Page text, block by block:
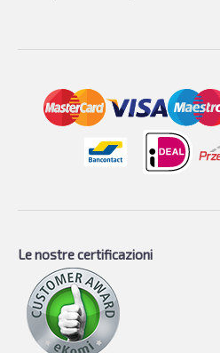
Le nostre certificazioni